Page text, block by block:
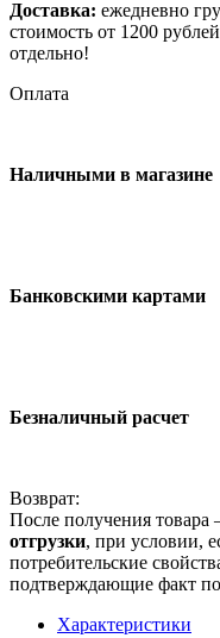
Доставка: ежедневно
стоимость от 1200
отдельно!
Оплата
Наличными в магазине
Банковскими картами
Безналичный расчет
Возврат:
После получения товара
отгрузки, при условии,
потребительские
подтверждающие факт
Характеристики